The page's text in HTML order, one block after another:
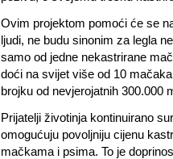
Ovim projektom pomoći će se
ljudi, ne budu sinonim za legla
samo od jedne nekastrirane
doći na svijet više od 10
brojku od nevjerojatnih 300.000
Prijatelji životinja kontinuirano
omogućuju povoljniju cijenu
mačkama i psima. To je